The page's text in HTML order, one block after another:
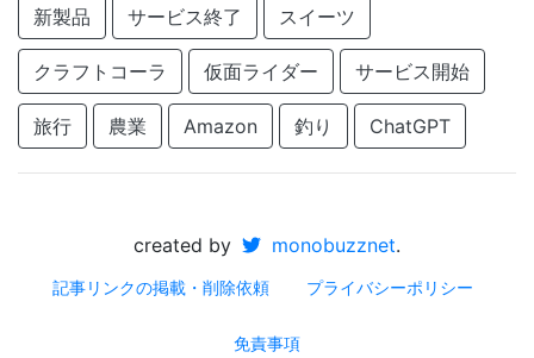
新製品 サービス終了 スイーツ
クラフトコーラ 仮面ライダー サービス開始
旅行 農業 Amazon 釣り ChatGPT
created by monobuzznet.
記事リンクの掲載・削除依頼 プライバシーポリシー
免責事項